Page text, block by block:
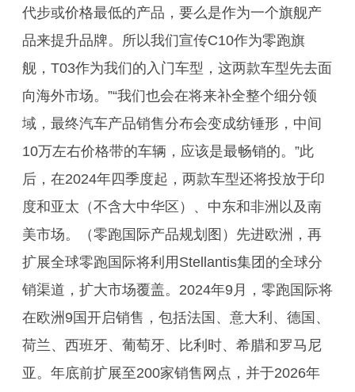
代步或价格最低的产品，要么是作为一个旗舰产
品来提升品牌。所以我们宣传C10作为零跑旗
舰，T03作为我们的入门车型，这两款车型先去面
向海外市场。”“我们也会在将来补全整个细分领
域，最终汽车产品销售分布会变成纺锤形，中间
10万左右价格带的车辆，应该是最畅销的。”此
后，在2024年四季度起，两款车型还将投放于印
度和亚太（不含大中华区）、中东和非洲以及南
美市场。（零跑国际产品规划图）先进欧洲，再
扩展全球零跑国际将利用Stellantis集团的全球分
销渠道，扩大市场覆盖。2024年9月，零跑国际将
在欧洲9国开启销售，包括法国、意大利、德国、
荷兰、西班牙、葡萄牙、比利时、希腊和罗马尼
亚。年底前扩展至200家销售网点，并于2026年